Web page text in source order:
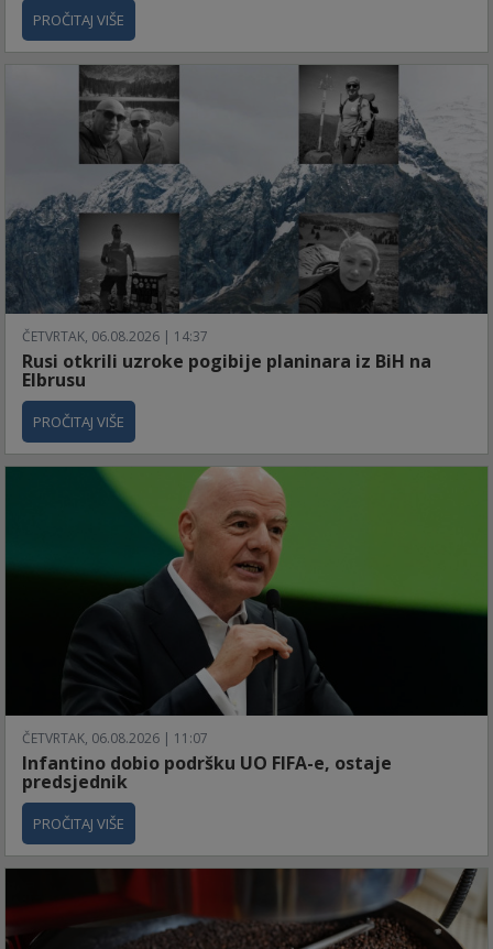
PROČITAJ VIŠE
ČETVRTAK, 06.08.2026 | 14:37
Rusi otkrili uzroke pogibije planinara iz BiH na
Elbrusu
PROČITAJ VIŠE
ČETVRTAK, 06.08.2026 | 11:07
Infantino dobio podršku UO FIFA-e, ostaje
predsjednik
PROČITAJ VIŠE